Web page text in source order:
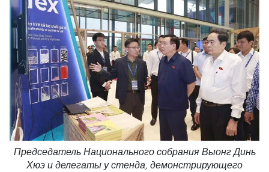
Председатель Национального собрания Выонг Динь
Хюэ и делегаты у стенда, демонстрирующего